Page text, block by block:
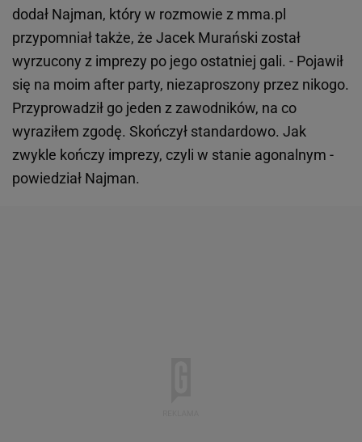
dodał Najman, który w rozmowie z mma.pl
przypomniał także, że Jacek Murański został
wyrzucony z imprezy po jego ostatniej gali. - Pojawił
się na moim after party, niezaproszony przez nikogo.
Przyprowadził go jeden z zawodników, na co
wyraziłem zgodę. Skończył standardowo. Jak
zwykle kończy imprezy, czyli w stanie agonalnym -
powiedział Najman.